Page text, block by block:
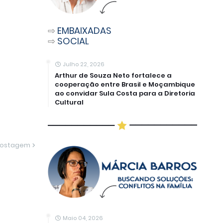
⇨ EMBAIXADAS
⇨ SOCIAL
Julho 22, 2026
Arthur de Souza Neto fortalece a
cooperação entre Brasil e Moçambique
ao convidar Sula Costa para a Diretoria
Cultural
Maio 04, 2026